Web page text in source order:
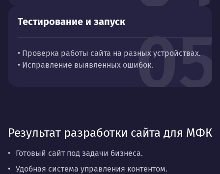
05
Тестирование и запуск
• Проверка работы сайта на разных устройствах.
• Исправление выявленных ошибок.
Результат разработки сайта для МФК
Готовый сайт под задачи бизнеса.
Удобная система управления контентом.